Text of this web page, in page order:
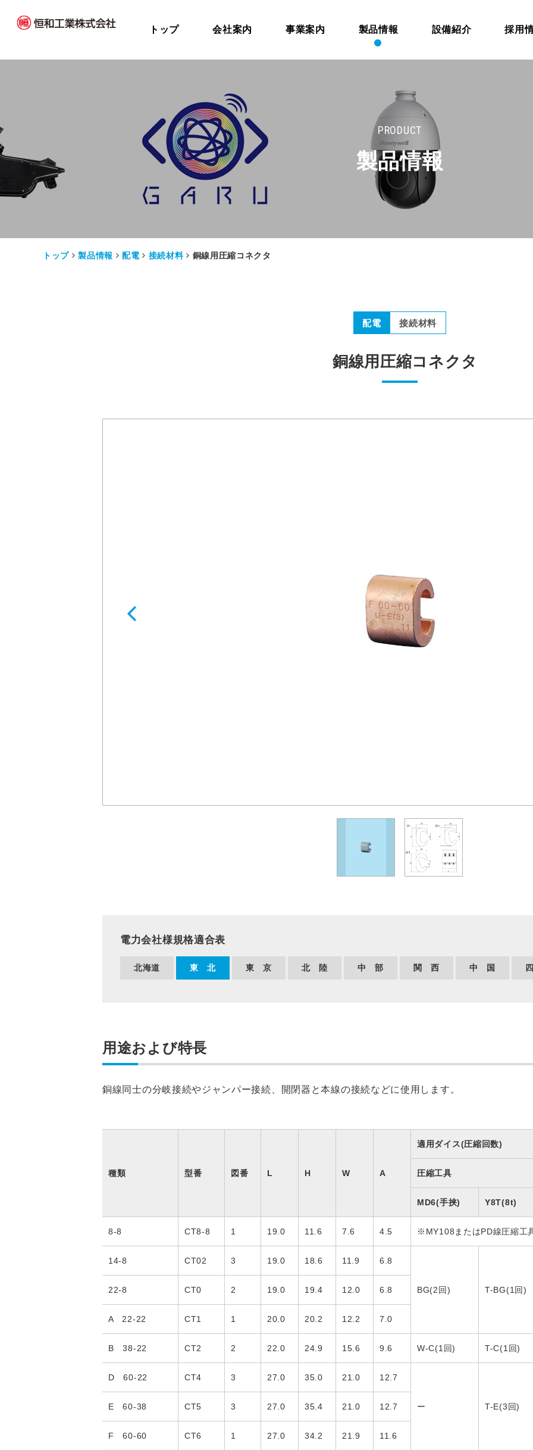
トップ 会社案内 事業案内 製品情報 設備紹介 採用
PRODUCT
製品情報
トップ 製品情報 配電 接続材料 銅線用圧縮コネクタ
配電 接続材料
銅線用圧縮コネクタ
電力会社様規格適合表
北海道 東 北 東 京 北 陸 中 部 関 西 中 国
用途および特長
銅線同士の分岐接続やジャンパー接続、開閉器と本線の接続などに使用します。
種類 型番 図番 L H W A
適用ダイス(圧縮回数)
圧縮工具
MD6(手挟) Y8T(8t)
8-8 CT8-8 1 19.0 11.6 7.6 4.5 ※MY108またはPD線圧縮工
14-8 CT02 3 19.0 18.6 11.9 6.8
BG(2回) T-BG(1回)
22-8 CT0 2 19.0 19.4 12.0 6.8
A 22-22 CT1 1 20.0 20.2 12.2 7.0
B 38-22 CT2 2 22.0 24.9 15.6 9.6 W-C(1回) T-C(1回)
D 60-22 CT4 3 27.0 35.0 21.0 12.7
ー T-E(3回)
E 60-38 CT5 3 27.0 35.4 21.0 12.7
F 60-60 CT6 1 27.0 34.2 21.9 11.6